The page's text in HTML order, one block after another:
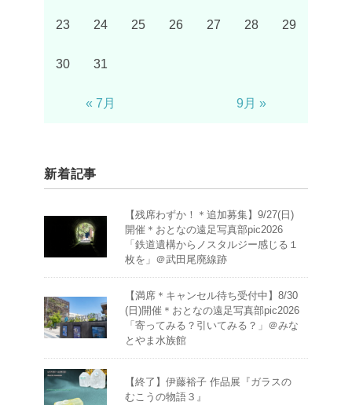
23 24 25 26 27 28 29
30 31
« 7月 9月 »
新着記事
【残席わずか！＊追加募集】9/27(日)
開催＊おとなの遠足写真部pic2026
「鉄道遺構からノスタルジー感じる１
枚を」＠武田尾廃線跡
【満席＊キャンセル待ち受付中】8/30
(日)開催＊おとなの遠足写真部pic2026
「寄ってみる？引いてみる？」＠みな
とやま水族館
【終了】伊藤裕子 作品展『ガラスの
むこうの物語３』